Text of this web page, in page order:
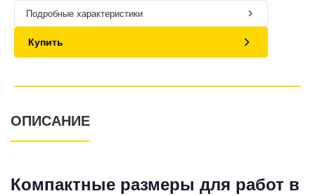
Подробные характеристики
Купить
ОПИСАНИЕ
Компактные размеры для работ в